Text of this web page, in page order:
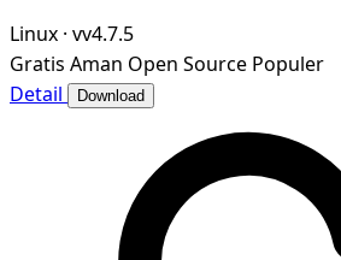
Linux · vv4.7.5
Gratis Aman Open Source Populer
Detail
Download